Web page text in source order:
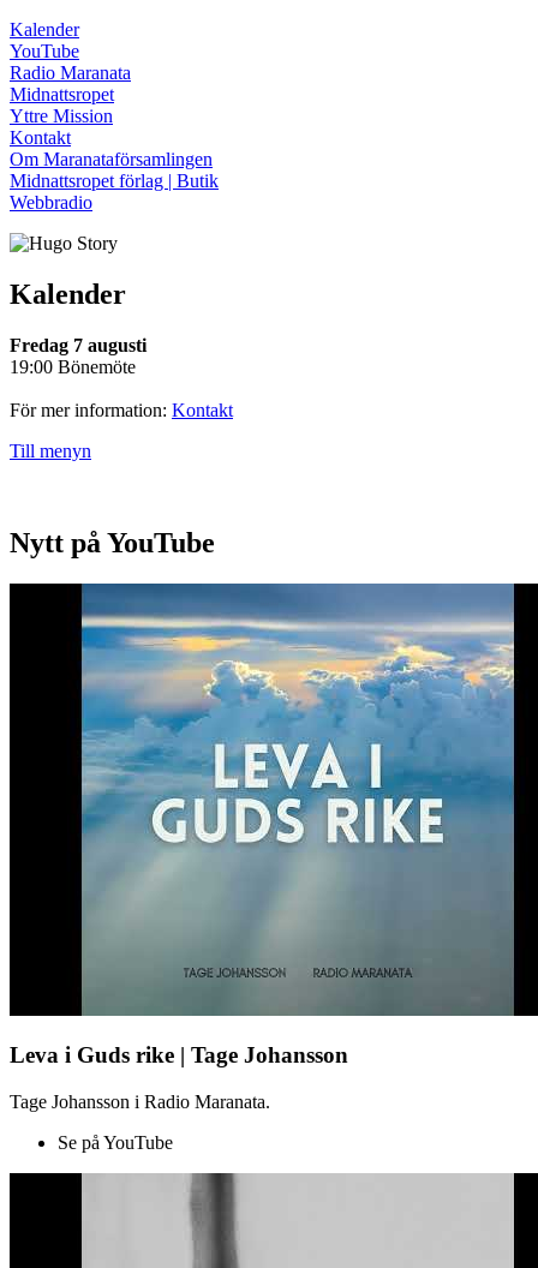
Kalender
YouTube
Radio Maranata
Midnattsropet
Yttre Mission
Kontakt
Om Maranataförsamlingen
Midnattsropet förlag | Butik
Webbradio
Kalender
Fredag 7 augusti
19:00 Bönemöte
För mer information: Kontakt
Till menyn
Nytt på YouTube
Leva i Guds rike | Tage Johansson
Tage Johansson i Radio Maranata.
Se på YouTube